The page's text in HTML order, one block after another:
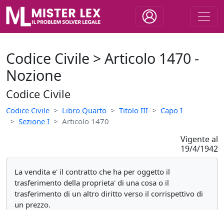
Codice Civile > Articolo 1470 -
Nozione
Codice Civile
Codice Civile Libro Quarto Titolo III
Capo I
Sezione I
Articolo 1470
Vigente al
19/4/1942
La vendita e' il contratto che ha per oggetto il
trasferimento della proprieta' di una cosa o il
trasferimento di un altro diritto verso il corrispettivo di
un prezzo.